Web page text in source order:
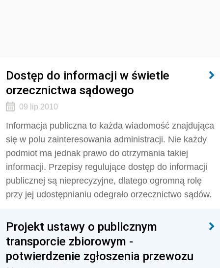
Dostęp do informacji w świetle
orzecznictwa sądowego
09 lip 2010
Informacja publiczna to każda wiadomość znajdująca
się w polu zainteresowania administracji. Nie każdy
podmiot ma jednak prawo do otrzymania takiej
informacji. Przepisy regulujące dostęp do informacji
publicznej są nieprecyzyjne, dlatego ogromną rolę
przy jej udostępnianiu odegrało orzecznictwo sądów.
Projekt ustawy o publicznym
transporcie zbiorowym -
potwierdzenie zgłoszenia przewozu